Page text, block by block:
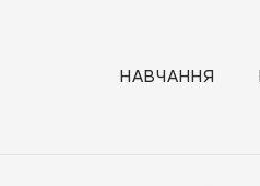
НАВЧАННЯ